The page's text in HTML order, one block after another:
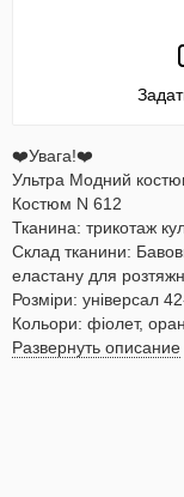
❤️Увага!❤️
Ультра Модний
Костюм N 612
Тканина: трикотаж
Склад тканини:
еластану для
Розміри: універсал
Кольори: фіолет,
Развернуть описание